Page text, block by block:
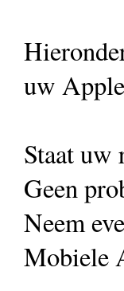
uw
Staat uw
Geen
Neem
Mobiele